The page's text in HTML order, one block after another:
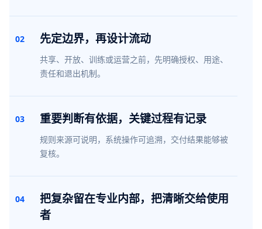
02 先定边界，再设计流动
共享、开放、训练或运营之前，先明确授权、用途、
责任和退出机制。
03 重要判断有依据，关键过程有记录
规则来源可说明，系统操作可追溯，交付结果能够被
复核。
04
把复杂留在专业内部，把清晰交给使用
者